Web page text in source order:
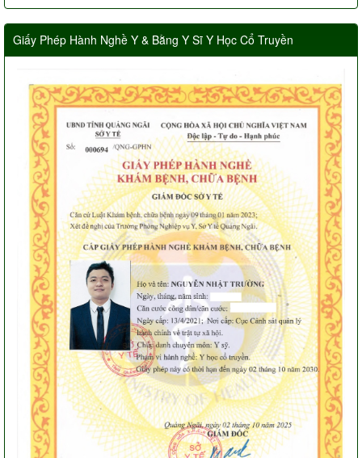
Giấy Phép Hành Nghề Y & Bằng Y Sĩ Y Học Cổ Truyền